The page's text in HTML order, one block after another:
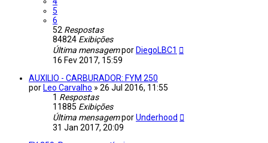
5
6
52 Respostas
84824 Exibições
Última mensagempor DiegoLBC1
16 Fev 2017, 15:59
AUXILIO - CARBURADOR: FYM 250
por Leo Carvalho » 26 Jul 2016, 11:55
1 Respostas
11885 Exibições
Última mensagemporUnderhood
31 Jan 2017, 20:09